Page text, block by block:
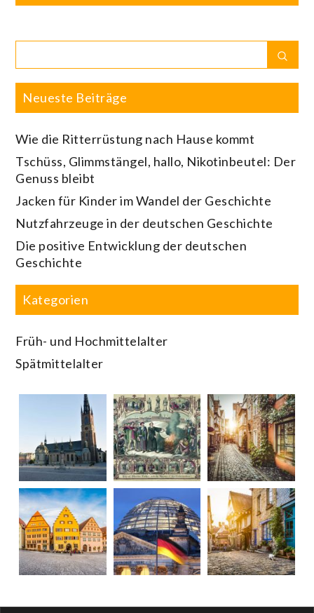
for:
Neueste Beiträge
Wie die Ritterrüstung nach Hause kommt
Tschüss, Glimmstängel, hallo, Nikotinbeutel: Der
Genuss bleibt
Jacken für Kinder im Wandel der Geschichte
Nutzfahrzeuge in der deutschen Geschichte
Die positive Entwicklung der deutschen
Geschichte
Kategorien
Früh- und Hochmittelalter
Spätmittelalter